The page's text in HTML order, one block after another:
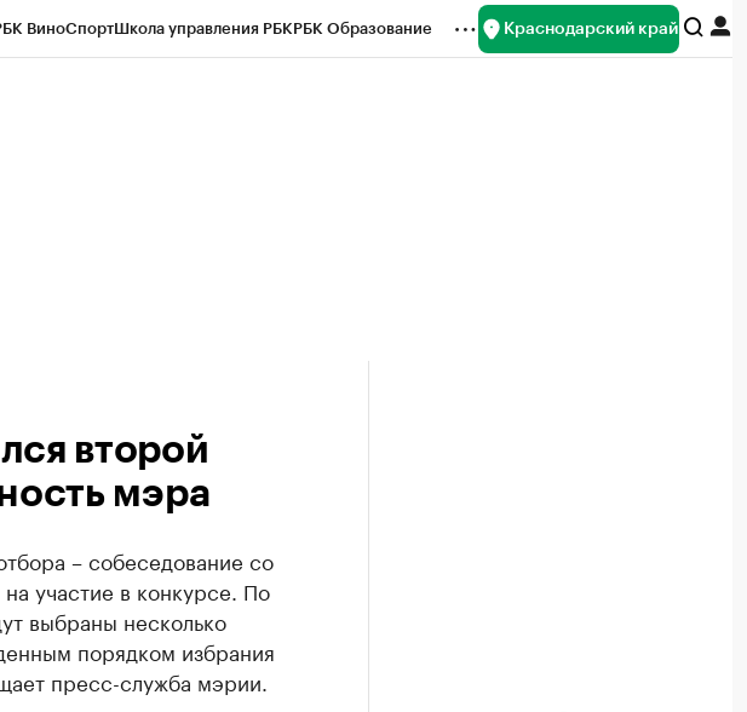
ВиноСпортШкола управления РБКРБК Образование Краснодарский край
второй
мэра
– собеседование со
участие в конкурсе. По
выбраны несколько
порядком избрания
пресс-служба мэрии.